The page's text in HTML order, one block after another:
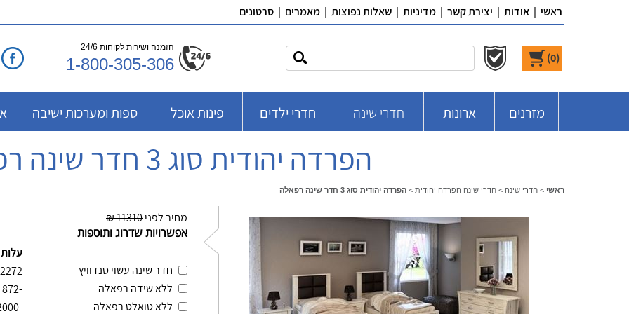
ראשי | אודות | יצירת קשר | מדיניות | שאלות נפוצות | מאמרים | סרטונים
(
0
)
הזמנה ושירות לקוחות 24/6
1-800-305-306
מזרנים ארונות חדרי שינה חדרי ילדים פינות אוכל ספות ומערכות ישיבה
הפרדה יהודית סוג 3 חדר שינה רפאלה
ראשי > חדרי שינה > חדרי שינה הפרדה יהודית > הפרדה יהודית סוג 3 חדר שינה רפאלה
מחיר לפני11310 ₪
אפשרויות שדרוג ותוספות
חדר שינה עשוי סנדוויץ
2272
ללא שידה רפאלה
-872
ללא טואלט רפאלה
-2000